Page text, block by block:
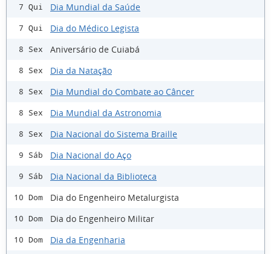
7 Qui Dia Mundial da Saúde
7 Qui Dia do Médico Legista
8 Sex Aniversário de Cuiabá
8 Sex Dia da Natação
8 Sex Dia Mundial do Combate ao Câncer
8 Sex Dia Mundial da Astronomia
8 Sex Dia Nacional do Sistema Braille
9 Sáb Dia Nacional do Aço
9 Sáb Dia Nacional da Biblioteca
10 Dom Dia do Engenheiro Metalurgista
10 Dom Dia do Engenheiro Militar
10 Dom Dia da Engenharia